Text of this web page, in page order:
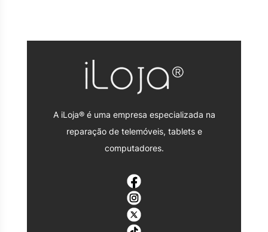
A iLoja® é uma empresa especializada na
reparação de telemóveis, tablets e
computadores.